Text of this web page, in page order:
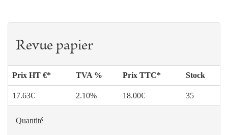
Revue papier
Prix HT €* TVA % Prix TTC* Stock
17.63€ 2.10% 18.00€ 35
Quantité